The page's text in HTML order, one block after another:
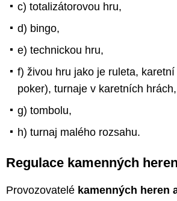
c) totalizátorovou hru,
d) bingo,
e) technickou hru,
f) živou hru jako je ruleta,
poker), turnaje v karetních hrách,
g) tombolu,
h) turnaj malého rozsahu.
Regulace kamenných
Provozovatelé kamenných heren